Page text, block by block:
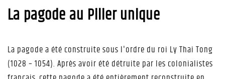
La pagode au Pilier unique
La pagode a été construite sous l'ordre du roi Ly Thai Tong
(1028 – 1054). Après avoir été détruite par les colonialistes